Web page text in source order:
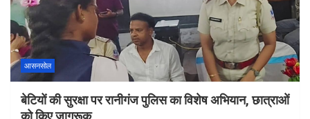
आसनसोल
बेटियों की सुरक्षा पर रानीगंज पुलिस का विशेष अभियान, छात्राओं
को किए जागरूक